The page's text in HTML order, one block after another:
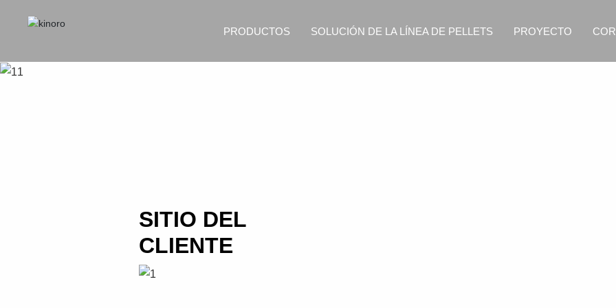
PRODUCTOS SOLUCIÓN DE LA LÍNEA DE PELLETS PROYECTO
SITIO DEL
CLIENTE